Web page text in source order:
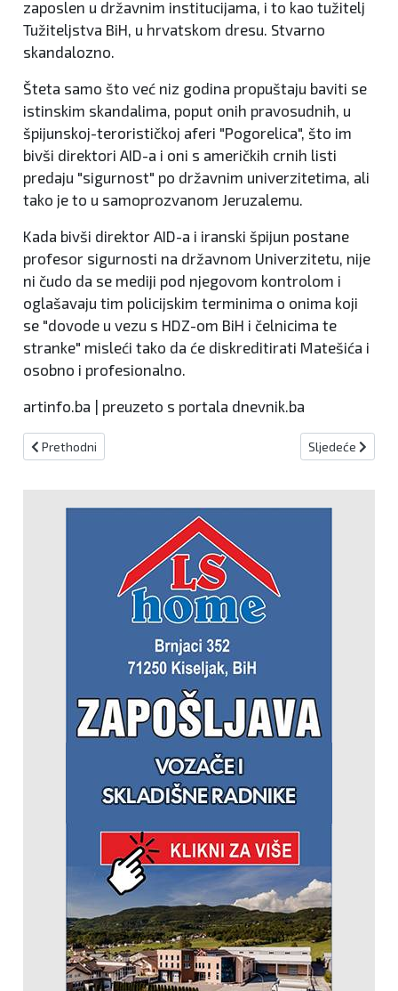
zaposlen u državnim institucijama, i to kao tužitelj
Tužiteljstva BiH, u hrvatskom dresu. Stvarno
skandalozno.
Šteta samo što već niz godina propuštaju baviti se
istinskim skandalima, poput onih pravosudnih, u
špijunskoj-terorističkoj aferi "Pogorelica", što im
bivši direktori AID-a i oni s američkih crnih listi
predaju "sigurnost" po državnim univerzitetima, ali
tako je to u samoprozvanom Jeruzalemu.
Kada bivši direktor AID-a i iranski špijun postane
profesor sigurnosti na državnom Univerzitetu, nije
ni čudo da se mediji pod njegovom kontrolom i
oglašavaju tim policijskim terminima o onima koji
se "dovode u vezu s HDZ-om BiH i čelnicima te
stranke" misleći tako da će diskreditirati Matešića i
osobno i profesionalno.
artinfo.ba | preuzeto s portala dnevnik.ba
Prethodni članak: ŽSB: Današnje radarske kontrole – 19.6.2018.
Prethodni Sljedeći
Sljedeće